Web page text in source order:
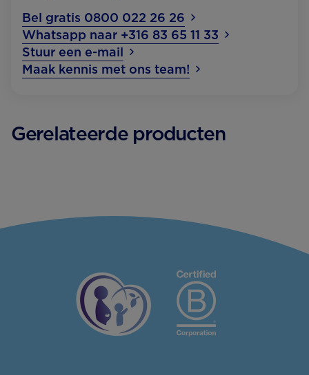
Bel gratis 0800 022 26 26
Whatsapp naar +316 83 65 11 33
Stuur een e-mail
Maak kennis met ons team!
Gerelateerde producten